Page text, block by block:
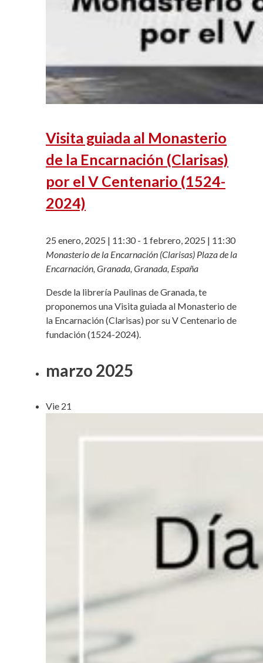
Visita guiada al Monasterio
de la Encarnación (Clarisas)
por el V Centenario (1524-
2024)
25 enero, 2025 | 11:30- 1 febrero, 2025 | 11:30
Monasterio de la Encarnación (Clarisas) Plaza de la
Encarnación, Granada, Granada, España
Desde la librería Paulinas de Granada, te
proponemos una Visita guiada al Monasterio de
la Encarnación (Clarisas) por su V Centenario de
fundación (1524-2024).
marzo 2025
Vie 21